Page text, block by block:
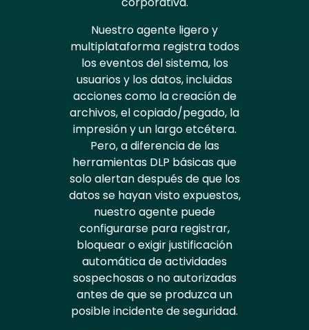
Nuestro agente ligero y
multiplataforma registra todos
los eventos del sistema, los
usuarios y los datos, incluidas
acciones como la creación de
archivos, el copiado/pegado, la
impresión y un largo etcétera.
Pero, a diferencia de las
herramientas DLP básicas que
solo alertan después de que los
datos se hayan visto expuestos,
nuestro agente puede
configurarse para registrar,
bloquear o exigir justificación
automática de actividades
sospechosas o no autorizadas
antes de que se produzca un
posible incidente de seguridad.